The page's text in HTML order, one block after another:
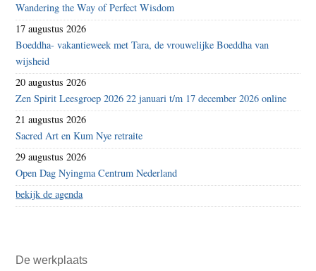
Wandering the Way of Perfect Wisdom
17 augustus 2026
Boeddha- vakantieweek met Tara, de vrouwelijke Boeddha van
wijsheid
20 augustus 2026
Zen Spirit Leesgroep 2026 22 januari t/m 17 december 2026 online
21 augustus 2026
Sacred Art en Kum Nye retraite
29 augustus 2026
Open Dag Nyingma Centrum Nederland
bekijk de agenda
De werkplaats